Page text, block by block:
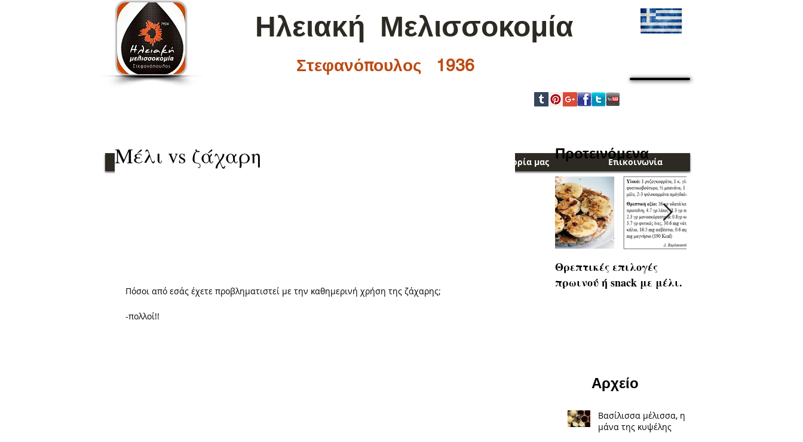
Ηλειακή Μελισσοκομία
Στεφανόπουλος 1936
Blog Βασιλοτροφία - μελισσοκομία Η ιστορία μας Επικοινωνία
Μέλι vs ζάχαρη
Πόσοι από εσάς έχετε προβληματιστεί με την καθημερινή χρήση της ζάχαρης;
-πολλοί!!
Προτεινόμενα
Θρεπτικές επιλογές
πρωινού ή snack με μέλι.
Αρχείο
Βασίλισσα μέλισσα, η
μάνα της κυψέλης